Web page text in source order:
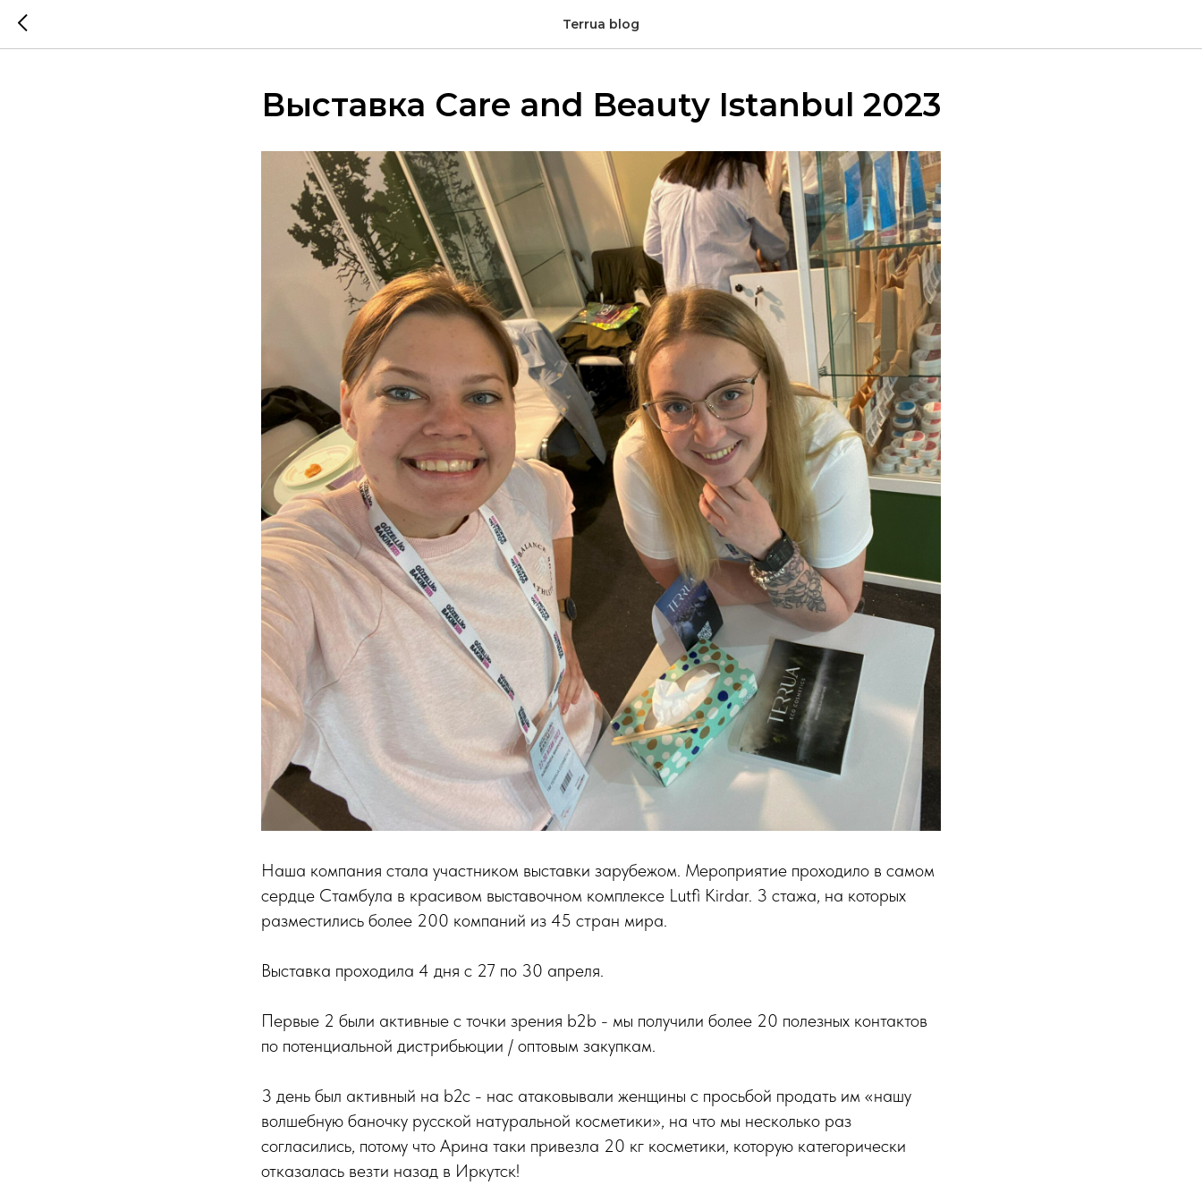
Terrua blog
Выставка Care and Beauty Istanbul 2023
Наша компания стала участником выставки зарубежом. Мероприятие проходило в самом
сердце Стамбула в красивом выставочном комплексе Lutfi Kirdar. 3 стажа, на которых
разместились более 200 компаний из 45 стран мира.
Выставка проходила 4 дня с 27 по 30 апреля.
Первые 2 были активные с точки зрения b2b - мы получили более 20 полезных контактов
по потенциальной дистрибьюции / оптовым закупкам.
3 день был активный на b2c - нас атаковывали женщины с просьбой продать им «нашу
волшебную баночку русской натуральной косметики», на что мы несколько раз
согласились, потому что Арина таки привезла 20 кг косметики, которую категорически
отказалась везти назад в Иркутск!